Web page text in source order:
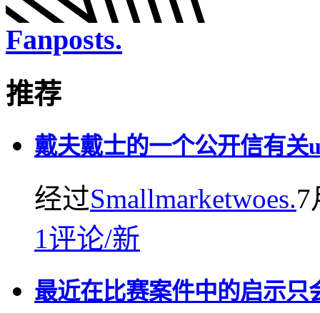
Fanposts.
推荐
戴夫戴士的一个公开信有
经过Smallmarketwoes.7
1评论/新
最近在比赛案件中的启示只